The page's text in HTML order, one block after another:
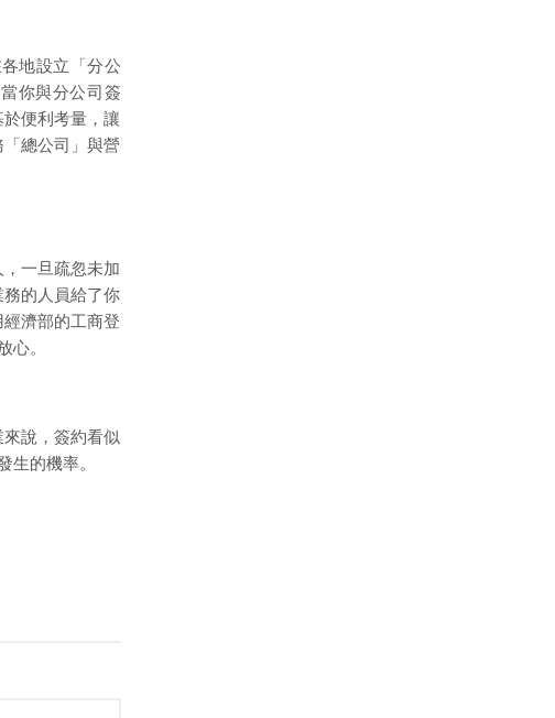
地設立「分公
你與分公司簽
便利考量，讓
總公司」與營
一旦疏忽未加
的人員給了你
濟部的工商登
心。
說，簽約看似
生的機率。